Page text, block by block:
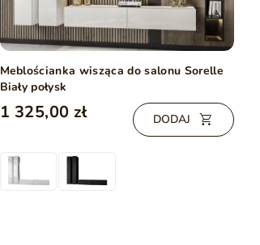
Meblościanka wisząca do salonu Sorelle
Biały połysk
1 325,00 zł DODAJ